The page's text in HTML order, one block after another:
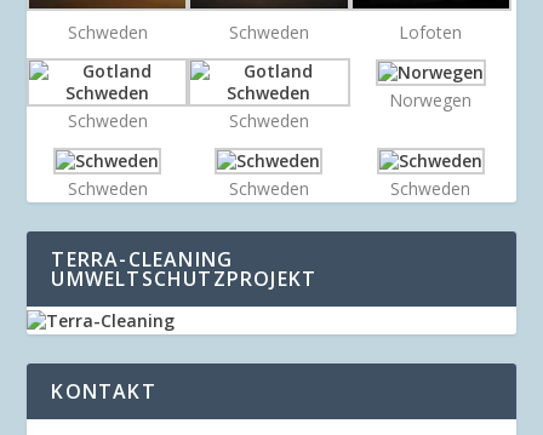
Schweden Schweden Lofoten
Schweden Schweden
Norwegen
Schweden Schweden Schweden
TERRA-CLEANING
UMWELTSCHUTZPROJEKT
KONTAKT